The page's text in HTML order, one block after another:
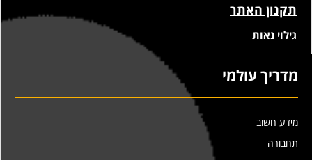
תקנון האתר
גילוי נאות
מדריך עולמי
מידע חשוב
תחבורה